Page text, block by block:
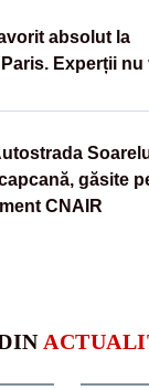
absolut la
Experții nu
găsite
CNAIR